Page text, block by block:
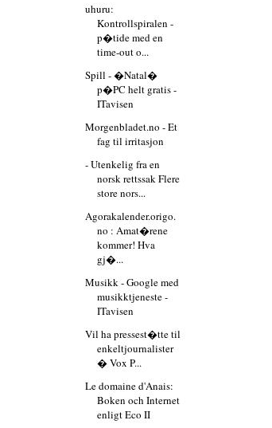
uhuru:
Kontrollspiralen -
p�tide med en
time-out o...
Spill - �Natal�
p�PC helt gratis -
ITavisen
Morgenbladet.no - Et
fag til irritasjon
- Utenkelig fra en
norsk rettssak Flere
store nors...
Agorakalender.origo.
no : Amat�rene
kommer! Hva
gj�...
Musikk - Google med
musikktjeneste -
ITavisen
Vil ha pressest�tte til
enkeltjournalister
� Vox P...
Le domaine d'Anais:
Boken och Internet
enligt Eco II